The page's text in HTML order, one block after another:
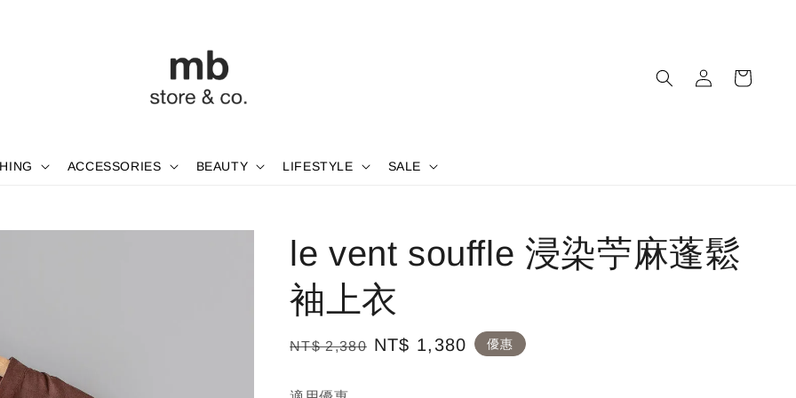
ACCESSORIES BEAUTY LIFESTYLE SALE
le vent souffle 浸染苧麻蓬鬆
袖上衣
Regular
NT$ 2,380 Sale
NT$ 1,380 優惠